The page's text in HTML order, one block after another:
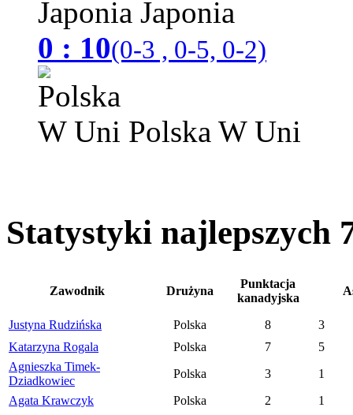
Japonia
0 : 10(0-3 , 0-5, 0-2)
Polska W Uni
Statystyki najlepszych
Zawodnik Drużyna
Punktacja
kanadyjska
Justyna Rudzińska Polska 8
3
Katarzyna Rogala
Polska 7
5
Agnieszka Timek-
Dziadkowiec
Polska 3
1
Agata Krawczyk
Polska 2
1